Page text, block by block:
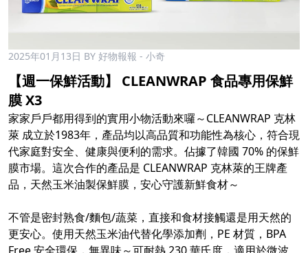
2025年01月13日 BY 好物報報 - 小奇
【週一保鮮活動】 CLEANWRAP 食品專用保鮮
膜 X3
家家戶戶都用得到的實用小物活動來囉～CLEANWRAP 克林
萊 成立於1983年，產品均以高品質和功能性為核心，符合現
代家庭對安全、健康與便利的需求。佔據了韓國 70% 的保鮮
膜市場。這次合作的產品是 CLEANWRAP 克林萊的王牌產
品，天然玉米油製保鮮膜，安心守護新鮮食材～
不管是密封熟食/麵包/蔬菜，直接和食材接觸還是用天然的
更安心。使用天然玉米油代替化學添加劑，PE 材質，BPA